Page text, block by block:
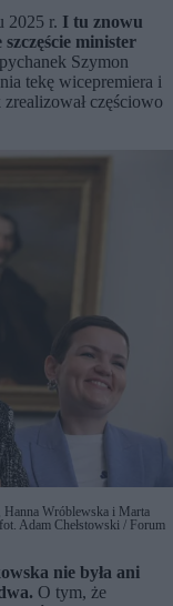
2025 r. I tu znowu
minister
Szymon
tekę wicepremiera i
częściowo
Wróblewska i Marta
Adam Chełstowski / Forum
nie była ani
O tym, że